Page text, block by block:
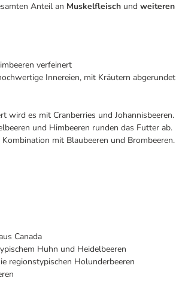
Anteil an Muskelfleisch und weiteren
verfeinert
Innereien, mit Kräutern abgerundet
wird es mit Cranberries und Johannisbeeren.
und Himbeeren runden das Futter ab.
mit Blaubeeren und Brombeeren.
Canada
Huhn und Heidelbeeren
regionstypischen Holunderbeeren